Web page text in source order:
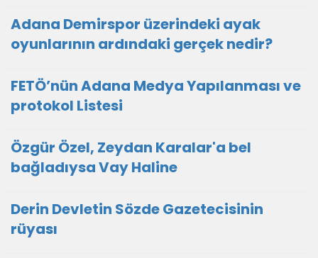
Adana Demirspor üzerindeki ayak
oyunlarının ardındaki gerçek nedir?
FETÖ’nün Adana Medya Yapılanması ve
protokol Listesi
Özgür Özel, Zeydan Karalar'a bel
bağladıysa Vay Haline
Derin Devletin Sözde Gazetecisinin
rüyası